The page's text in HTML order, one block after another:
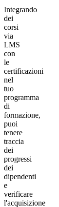
Integrando
dei
corsi
via
LMS
con
le
certificazioni
nel
tuo
programma
di
formazione,
puoi
tenere
traccia
dei
progressi
dei
dipendenti
e
verificare
l'acquisizione